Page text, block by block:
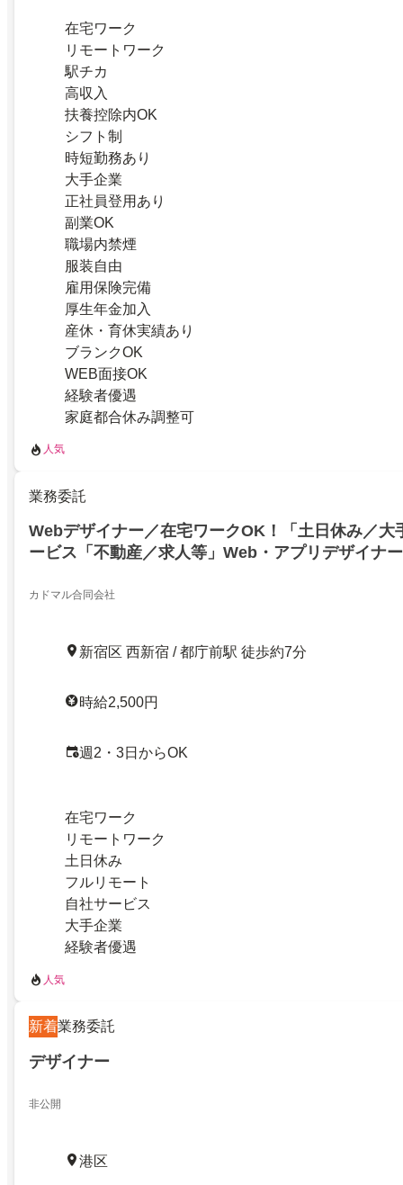
在宅ワーク
リモートワーク
駅チカ
高収入
扶養控除内OK
シフト制
時短勤務あり
大手企業
正社員登用あり
副業OK
職場内禁煙
服装自由
雇用保険完備
厚生年金加入
産休・育休実績あり
ブランクOK
WEB面接OK
経験者優遇
家庭都合休み調整可
人気
業務委託
Webデザイナー／在宅ワークOK！「土日休み／大
ービス「不動産／求人等」Web・アプリデザイナー
カドマル合同会社
新宿区 西新宿 / 都庁前駅 徒歩約7分
時給2,500円
週2・3日からOK
在宅ワーク
リモートワーク
土日休み
フルリモート
自社サービス
大手企業
経験者優遇
人気
新着業務委託
デザイナー
非公開
港区